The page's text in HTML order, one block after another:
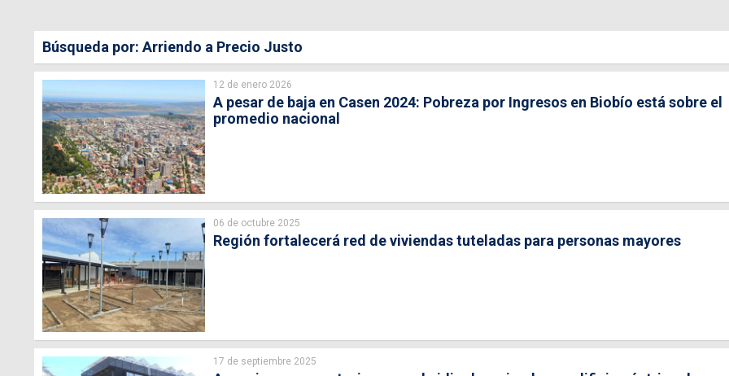
Ciudad
Universidad de Concepción
Búsqueda por: Arriendo a Precio Justo
12 de enero 2026
A pesar de baja en Casen 2024: Pobreza por Ingresos en Biobío está sobre el
promedio nacional
06 de octubre 2025
Región fortalecerá red de viviendas tuteladas para personas mayores
17 de septiembre 2025